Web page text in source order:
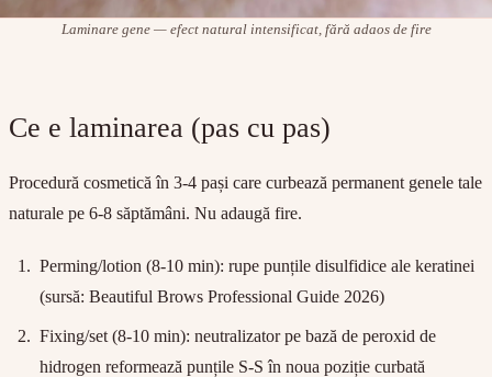
Laminare gene — efect natural intensificat, fără adaos de fire
Ce e laminarea (pas cu pas)
Procedură cosmetică în 3-4 pași care curbează permanent genele tale
naturale pe 6-8 săptămâni. Nu adaugă fire.
Perming/lotion (8-10 min): rupe punțile disulfidice ale keratinei
(sursă: Beautiful Brows Professional Guide 2026)
Fixing/set (8-10 min): neutralizator pe bază de peroxid de
hidrogen reformează punțile S-S în noua poziție curbată